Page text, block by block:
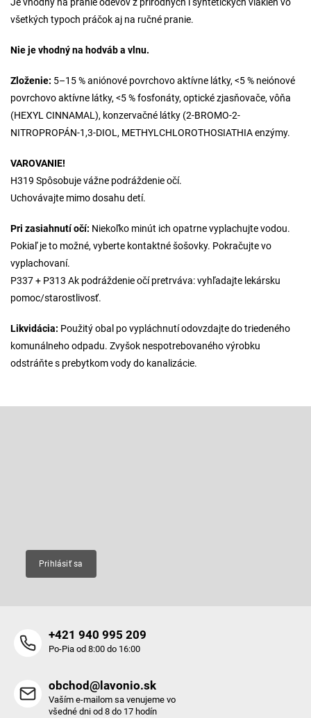
všetkých typoch práčok aj na ručné pranie.
Nie je vhodný na hodváb a vlnu.
Zloženie: 5–15 % aniónové povrchovo aktívne látky, <5 % neiónové
povrchovo aktívne látky, <5 % fosfonáty, optické zjasňovače, vôňa
(HEXYL CINNAMAL), konzervačné látky (2-BROMO-2-
NITROPROPÁN-1,3-DIOL, METHYLCHLOROTHOSIATHIA enzýmy.
VAROVANIE!
H319 Spôsobuje vážne podráždenie očí.
Uchovávajte mimo dosahu detí.
Pri zasiahnutí očí: Niekoľko minút ich opatrne vyplachujte vodou.
Pokiaľ je to možné, vyberte kontaktné šošovky. Pokračujte vo
vyplachovaní.
P337 + P313 Ak podráždenie očí pretrváva: vyhľadajte lekársku
pomoc/starostlivosť.
Likvidácia: Použitý obal po vypláchnutí odovzdajte do triedeného
komunálneho odpadu. Zvyšok nespotrebovaného výrobku
odstráňte s prebytkom vody do kanalizácie.
Prihlásiť sa
+421 940 995 209
Po-Pia od 8:00 do 16:00
obchod@lavonio.sk
Vaším e-mailom sa venujeme vo
všedné dni od 8 do 17 hodín